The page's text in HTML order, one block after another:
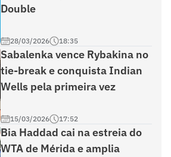
Double
28/03/2026 18:35
Sabalenka vence Rybakina no
tie-break e conquista Indian
Wells pela primeira vez
15/03/2026 17:52
Bia Haddad cai na estreia do
WTA de Mérida e amplia